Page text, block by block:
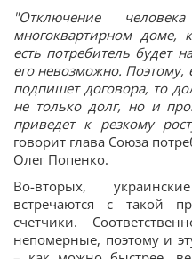
"Отключение
многоквартирном доме,
есть потребитель будет
его невозможно. Поэтому,
подпишет договора, то
не только долг, но и
приведет к резкому
говорит глава Союза
Олег Попенко.
Во-вторых,
встречаются с такой
счетчики.
непомерные, поэтому и